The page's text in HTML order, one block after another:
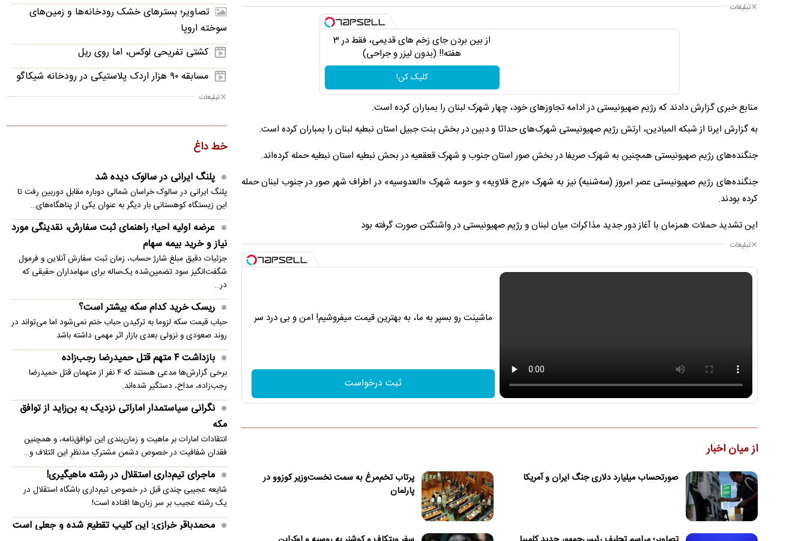
تبلیغات
از بین بردن جای زخم های قدیمی، فقط در 3
هفته!! (بدون لیزر و جراحی)
کلیک کن!
منابع خبری گزارش دادند که رژیم صهیونیستی در ادامه تجاوزهای خود، چهار شهرک لبنان را بمباران کرده است.
به گزارش ایرنا از شبکه المیادین، ارتش رژیم صهیونیستی شهرک‌های حداثا و دبین در بخش بنت جبیل استان نبطیه لبنان را بمباران کرده است.
جنگنده‌های رژیم صهیونیستی همچنین به شهرک صریفا در بخش صور استان جنوب و شهرک قعقعیه در بحش نبطیه استان نبطیه حمله کرده‌اند.
جنگنده‌های رژیم صهیونیستی عصر امروز (سه‌شنبه) نیز به شهرک «برج قلاویه» و حومه شهرک «العدوسیه» در اطراف شهر صور در جنوب لبنان حمله
کرده بودند.
این تشدید حملات همزمان با آغاز دور جدید مذاکرات میان لبنان و رژیم صهیونیستی در واشنگتن صورت گرفته بود
تبلیغات
ماشینت رو بسپر به ما، به بهترین قیمت میفروشیم! امن و بی درد سر
ثبت درخواست
از میان اخبار
صورتحساب میلیارد دلاری جنگ ایران و آمریکا
پرتاب تخم‌مرغ به سمت نخست‌وزیر کوزوو در
پارلمان
تصاویر؛ بسترهای خشک رودخانه‌ها و زمین‌های
سوخته اروپا
کشتی تفریحی لوکس، اما روی ریل
مسابقه ۹۰ هزار اردک پلاستیکی در رودخانه شیکاگو
تصاویر؛ ترشیز غرق در عطر انگور
ریسک خرید کدام سکه بیشتر است؟
تصاویر؛ مراسم تحلیف رئیس‌جمهور جدید کلمبیا
آب‌گرفتگی خیابان‌های صنعا در پی بارش شدید
واکنش ابراهیم عزیزی به توافق مکه/هیچ خطایی
بی‌پاسخ نمی‌ماند
سفر ویتکاف و کوشنر به روسیه و اوکراین
تبلیغات
خط داغ
پلنگ ایرانی در سالوک دیده شد
پلنگ ایرانی در سالوک خراسان شمالی دوباره مقابل دوربین رفت تا
این زیستگاه کوهستانی بار دیگر به عنوان یکی از پناهگاه‌های…
عرضه اولیه احیا؛ راهنمای ثبت سفارش، نقدینگی مورد
نیاز و خرید بیمه سهام
جزئیات دقیق مبلغ شارژ حساب، زمان ثبت سفارش آنلاین و فرمول
شگفت‌انگیز سود تضمین‌شده یک‌ساله برای سهامداران حقیقی که
در…
ریسک خرید کدام سکه بیشتر است؟
حباب قیمت سکه لزوما به ترکیدن حباب ختم نمی‌شود اما می‌تواند در
روند صعودی و نزولی بعدی بازار اثر مهمی داشته باشد
بازداشت ۴ متهم قتل حمیدرضا رجب‌زاده
برخی گزارش‌ها مدعی هستند که ۴ نفر از متهمان قتل حمیدرضا
رجب‌زاده، مداح، دستگیر شده‌اند.
نگرانی سیاستمدار اماراتی نزدیک به بن‌زاید از توافق
مکه
انتقادات امارات بر ماهیت و زمان‌بندی این توافق‌نامه، و همچنین
فقدان شفافیت در خصوص دشمن مشترکِ مدنظرِ این ائتلاف و…
ماجرای تیم‌داری استقلال در رشته ماهیگیری!
شایعه عجیبی چندی قبل در خصوص تیم‌داری باشگاه استقلال در
یک رشته عجیب بر سر زبان‌ها افتاده است!
محمدباقر خرازی: این کلیپ تقطیع شده و جعلی است